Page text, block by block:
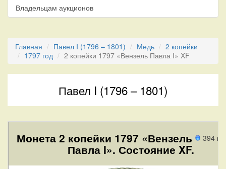
Владельцам аукционов
Главная Павел I (1796 – 1801) Медь
2 копейки
1797 год
2 копейки 1797 «Вензель Павла I» XF
Павел I (1796 – 1801)
394
Монета 2 копейки 1797 «Вензель
Павла I». Состояние XF.